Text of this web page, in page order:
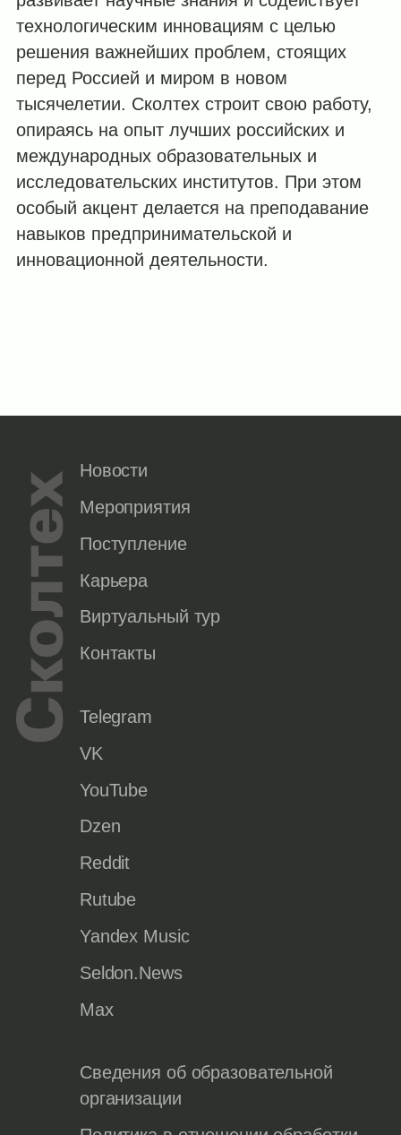
технологическим инновациям с целью
решения важнейших проблем, стоящих
перед Россией и миром в новом
тысячелетии. Сколтех строит свою работу,
опираясь на опыт лучших российских и
международных образовательных и
исследовательских институтов. При этом
особый акцент делается на преподавание
навыков предпринимательской и
инновационной деятельности.
Новости
Мероприятия
Поступление
Карьера
Виртуальный тур
Контакты
Telegram
VK
YouTube
Dzen
Reddit
Rutube
Yandex Music
Seldon.News
Max
Сведения об образовательной
организации